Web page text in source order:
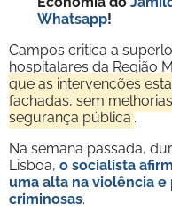
Whatsapp!
Campos critica a
hospitalares da Região
que as intervenções
fachadas, sem
segurança pública .
Na semana passada,
Lisboa, o socialista
uma alta na violência
criminosas.